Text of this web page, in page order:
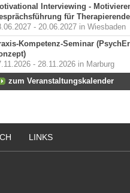
Interviewing -
für Therapierende
- 20.06.2027 in Wiesbaden
Kompetenz-Seminar
- 28.11.2026 in Marburg
zum Veranstaltungskalender
LINKS